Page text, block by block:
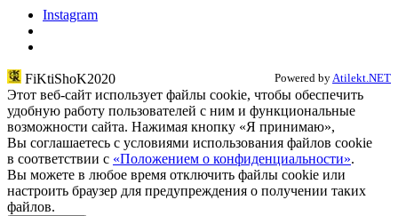
Instagram
FiKtiShoK2020 Powered byAtilekt.NET
Этот веб-сайт использует файлы cookie, чтобы обеспечить
удобную работу пользователей с ним и функциональные
возможности сайта. Нажимая кнопку «Я принимаю»,
Вы соглашаетесь с условиями использования файлов cookie
в соответствии c «Положением о конфиденциальности».
Вы можете в любое время отключить файлы cookie или
настроить браузер для предупреждения о получении таких
файлов.